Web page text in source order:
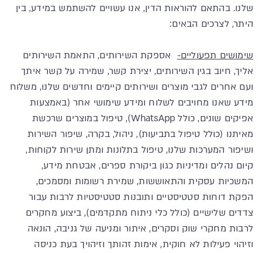
שלנו. בהתאם להוראות הדין, אנו עשויים להשתמש במידע, בין
היתר, לצרכים הבאים:
שימושים תפעוליים-אספקת השירותים, התאמת השירותים
אליך, חיוב בגין השירותים, יצירת קשר, שמירה על קשר איתך
ועם אחרים לגבי מוצרים ושירותים קיימים וחדשים שלנו, משלוח
מידע שאנו מחויבים לשלוח ומידע שימושי אחר (באמצעות
אפיקים שונים, כולל WhatsApp), טיפול במוצרים שרכשת
מאיתנו (כולל טיפול בתביעות), ניהול, בקרה, שיפור השירות
ושיפור המערכות שלנו, טיפול בתלונות ומתן שירות לקוחות,
קיום נהלים ומדיניות כגון ביקורת ספרים, אבטחת מידע,
המשכיות עסקית והתאוששות, שמירת רשומות ומסמכים,
הפקת דוחות סטטיסטיים ותובנות סטטיסטיות לרבות עבור
צדדים שלישיים (כולל כלי ניתוח מתקדמים), ביצוע מחקרים
לרבות מחקרי שוק וסקרים, איתור ומניעה של גניבה, הונאה
וזיהוי פעילות לא חוקית, אימות זהותך וזיהויך בעת כניסה